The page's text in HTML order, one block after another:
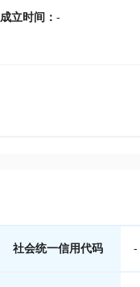
成立时间 ： -
社会统一信用代码 -